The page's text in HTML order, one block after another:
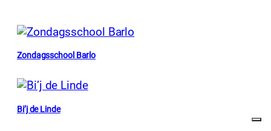
Zondagsschool Barlo
Bi’j de Linde